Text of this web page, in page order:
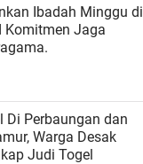
Ibadah Minggu di
Komitmen Jaga
Di Perbaungan dan
Warga Desak
Judi Togel